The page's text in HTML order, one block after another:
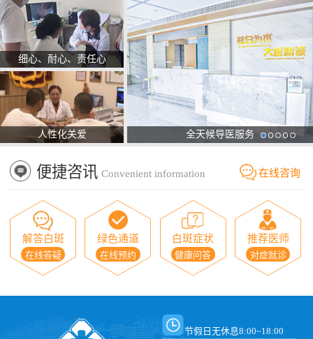
细心、耐心、责任心
人性化关爱 全天候导医服务
便捷咨讯 Convenient information 在线咨询
解答白斑
在线答疑
绿色通道
在线预约
白斑症状
健康问答
推荐医师
对症就诊
节假日无休息8:00~18:00